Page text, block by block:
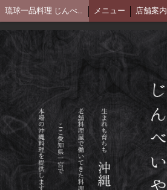
琉球一品料理 じんべいや メニュー 店舗案内